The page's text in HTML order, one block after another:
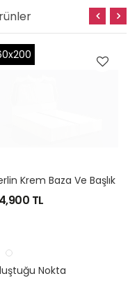
Krem Baza Ve Başlık
TL
Nokta